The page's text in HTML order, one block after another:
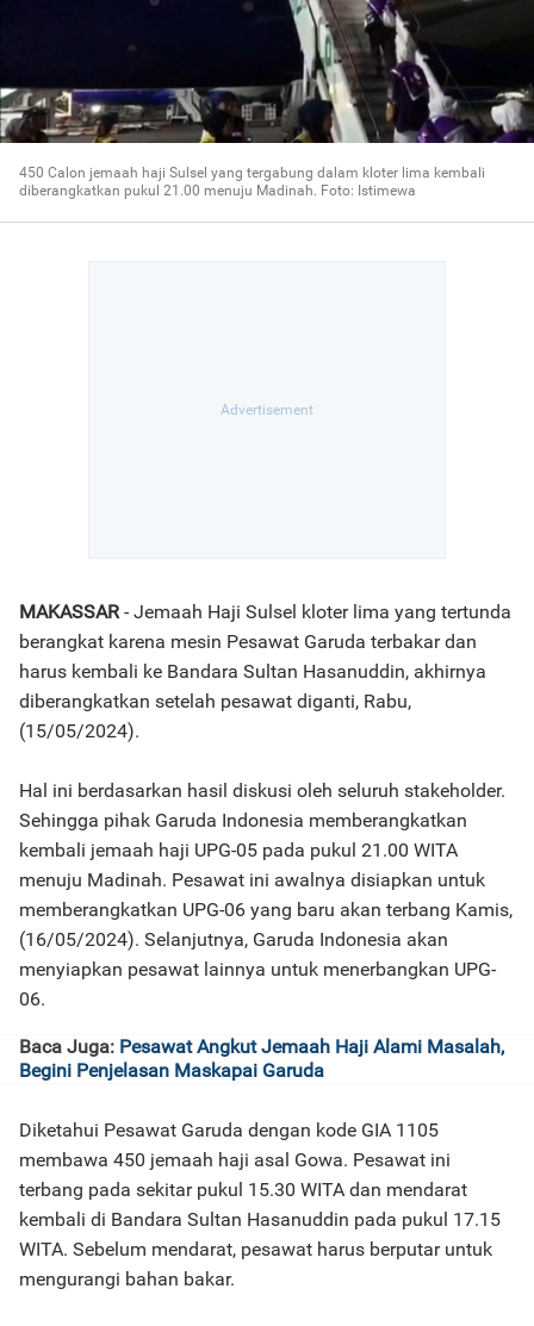
450 Calon jemaah haji Sulsel yang tergabung dalam kloter lima kembali
diberangkatkan pukul 21.00 menuju Madinah. Foto: Istimewa
MAKASSAR- Jemaah Haji Sulsel kloter lima yang tertunda
berangkat karena mesin Pesawat Garuda terbakar dan
harus kembali ke Bandara Sultan Hasanuddin, akhirnya
diberangkatkan setelah pesawat diganti, Rabu,
(15/05/2024).
Hal ini berdasarkan hasil diskusi oleh seluruh stakeholder.
Sehingga pihak Garuda Indonesia memberangkatkan
kembali jemaah haji UPG-05 pada pukul 21.00 WITA
menuju Madinah. Pesawat ini awalnya disiapkan untuk
memberangkatkan UPG-06 yang baru akan terbang Kamis,
(16/05/2024). Selanjutnya, Garuda Indonesia akan
menyiapkan pesawat lainnya untuk menerbangkan UPG-
06.
Baca Juga: Pesawat Angkut Jemaah Haji Alami Masalah,
Begini Penjelasan Maskapai Garuda
Diketahui Pesawat Garuda dengan kode GIA 1105
membawa 450 jemaah haji asal Gowa. Pesawat ini
terbang pada sekitar pukul 15.30 WITA dan mendarat
kembali di Bandara Sultan Hasanuddin pada pukul 17.15
WITA. Sebelum mendarat, pesawat harus berputar untuk
mengurangi bahan bakar.